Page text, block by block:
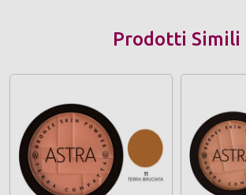
Prodotti Simili